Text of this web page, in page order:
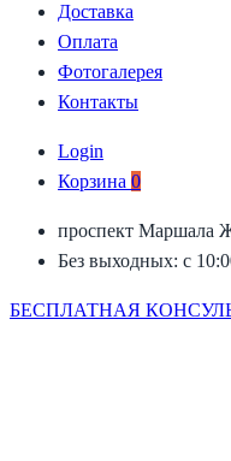
Доставка
Оплата
Фотогалерея
Контакты
Login
Корзина 0
проспект Маршала
Без выходных: с
БЕСПЛАТНАЯ